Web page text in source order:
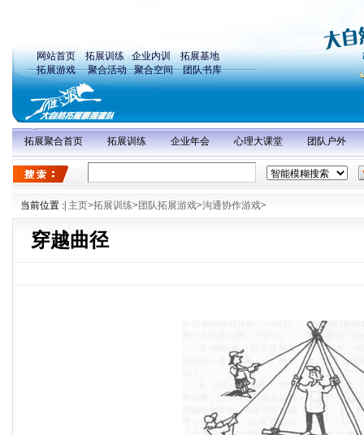
网站首页 拓展训练 企业内训
拓展基地
拓展游戏
聚合活动 聚合空间 团队书库
拓展聚合首页 拓展训练 企业年会 心理大课堂 团队户外
当前位置 :| 主页>拓展训练> 团队拓展游戏>沟通协作游戏>
穿越曲径